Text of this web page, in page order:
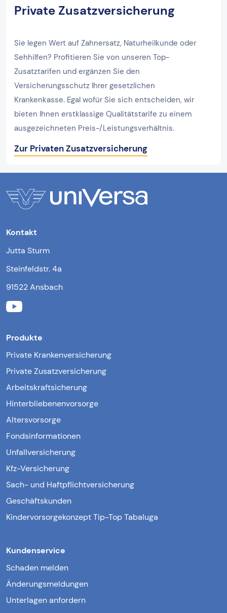
Private Zusatzversicherung
Sie legen Wert auf Zahnersatz, Naturheilkunde oder
Sehhilfen? Profitieren Sie von unseren Top-
Zusatztarifen und ergänzen Sie den
Versicherungsschutz Ihrer gesetzlichen
Krankenkasse. Egal wofür Sie sich entscheiden, wir
bieten Ihnen erstklassige Qualitätstarife zu einem
ausgezeichneten Preis-/Leistungsverhältnis.
Zur Privaten Zusatzversicherung
Kontakt
Jutta Sturm
Steinfeldstr. 4a
91522 Ansbach
Produkte
Private Krankenversicherung
Private Zusatzversicherung
Arbeitskraftsicherung
Hinterbliebenenvorsorge
Altersvorsorge
Fondsinformationen
Unfallversicherung
Kfz-Versicherung
Sach- und Haftpflichtversicherung
Geschäftskunden
Kindervorsorgekonzept Tip-Top Tabaluga
Kundenservice
Schaden melden
Änderungsmeldungen
Unterlagen anfordern